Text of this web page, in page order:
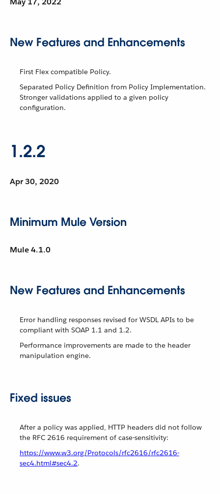
New Features and Enhancements
First Flex compatible Policy.
Separated Policy Definition from Policy Implementation.
Stronger validations applied to a given policy
configuration.
1.2.2
Apr 30, 2020
Minimum Mule Version
Mule 4.1.0
New Features and Enhancements
Error handling responses revised for WSDL APIs to be
compliant with SOAP 1.1 and 1.2.
Performance improvements are made to the header
manipulation engine.
Fixed issues
After a policy was applied, HTTP headers did not follow
the RFC 2616 requirement of case-sensitivity:
https://www.w3.org/Protocols/rfc2616/rfc2616-
sec4.html#sec4.2.